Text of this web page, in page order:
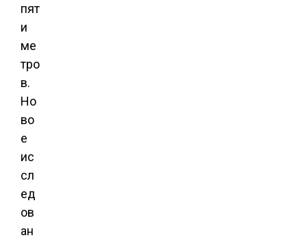
пят
и
ме
тро
в.
Но
во
е
ис
сл
ед
ов
ан